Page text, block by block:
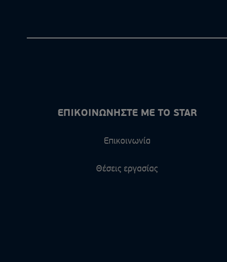
ΕΠΙΚΟΙΝΩΝΗΣΤΕ ΜΕ ΤΟ STAR
Επικοινωνία
Θέσεις εργασίας